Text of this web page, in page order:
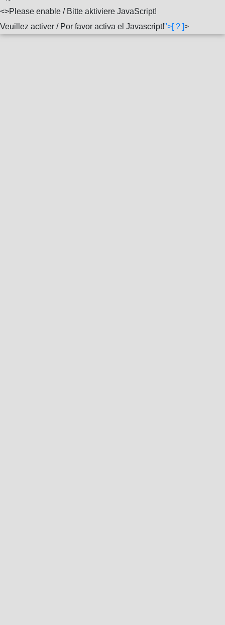
<>Please enable / Bitte aktiviere JavaScript!
Veuillez activer / Por favor activa el Javascript!">[ ? ]>